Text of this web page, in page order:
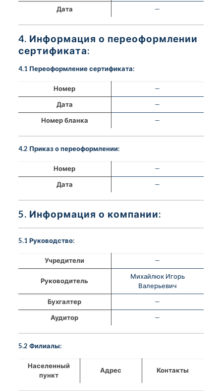
Дата
—
4. Информация о переоформлении
сертификата:
4.1 Переоформление сертификата:
Номер
—
Дата
—
Номер бланка
—
4.2 Приказ о переоформлении:
Номер
—
Дата
—
5. Информация о компании:
5.1 Руководство:
Учредители —
Руководитель
Михайлюк Игорь
Валерьевич
Бухгалтер
—
Аудитор
—
5.2 Филиалы:
Населенный
пункт
Адрес Контакты